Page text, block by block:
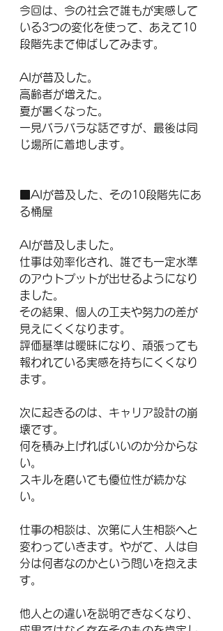
今回は、今の社会で誰もが実感して
いる3つの変化を使って、あえて10
段階先まで伸ばしてみます。
AIが普及した。
高齢者が増えた。
夏が暑くなった。
一見バラバラな話ですが、最後は同
じ場所に着地します。
■AIが普及した、その10段階先にあ
る桶屋
AIが普及しました。
仕事は効率化され、誰でも一定水準
のアウトプットが出せるようになり
ました。
その結果、個人の工夫や努力の差が
見えにくくなります。
評価基準は曖昧になり、頑張っても
報われている実感を持ちにくくなり
ます。
次に起きるのは、キャリア設計の崩
壊です。
何を積み上げればいいのか分からな
い。
スキルを磨いても優位性が続かな
い。
仕事の相談は、次第に人生相談へと
変わっていきます。やがて、人は自
分は何者なのかという問いを抱えま
す。
他人との違いを説明できなくなり、